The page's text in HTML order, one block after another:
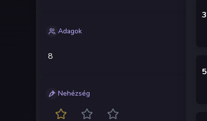
Adagok
8
Nehézség
3
5